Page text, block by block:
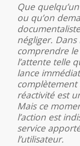
Que
ou qu’on
négliger.
comprendre
l’attente telle
lance
complètement
réactivité est
Mais ce
l’action est
service
l’utilisateur.